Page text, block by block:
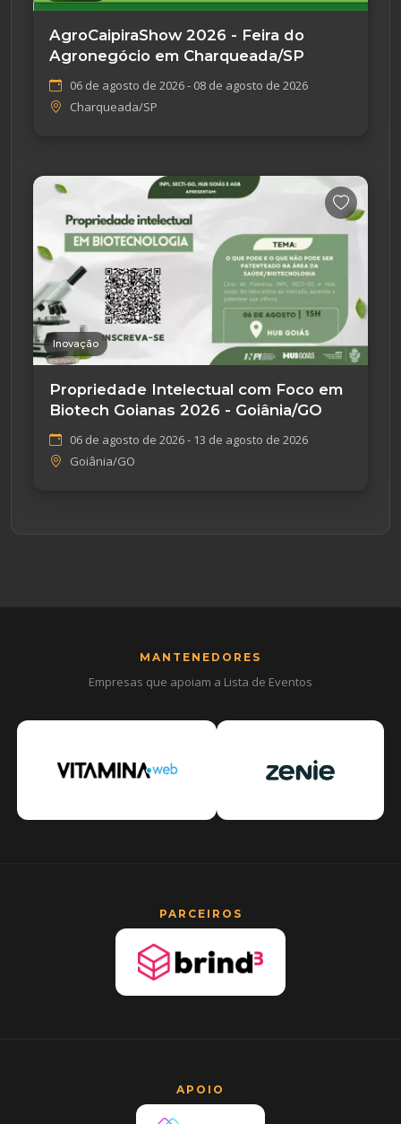
AgroCaipiraShow 2026 - Feira do
Agronegócio em Charqueada/SP
06 de agosto de 2026 - 08 de agosto de 2026
Charqueada/SP
Inovação
Propriedade Intelectual com Foco em
Biotech Goianas 2026 - Goiânia/GO
06 de agosto de 2026 - 13 de agosto de 2026
Goiânia/GO
MANTENEDORES
Empresas que apoiam a Lista de Eventos
PARCEIROS
APOIO